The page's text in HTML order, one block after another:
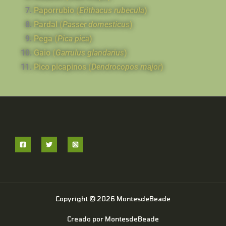
Paporrubio (Erithacus rubecula)
Pardal (Passer domesticus)
Pega (Pica pica)
Gaio (Garrulus glandarius)
Pico picapinos (Dendrocopos major)
Copyright © 2026 MontesdeBeade
Creado por MontesdeBeade